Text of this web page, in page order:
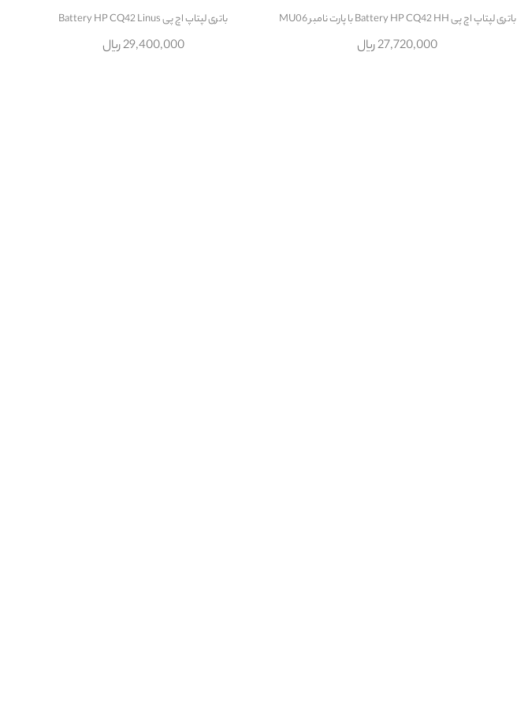
باتری لپتاپ اچ پی Battery HP CQ42 HH با پارت نامبر MU06
27,720,000 ریال
باتری لپتاپ اچ پی Battery HP CQ42 Linus
29,400,000 ریال